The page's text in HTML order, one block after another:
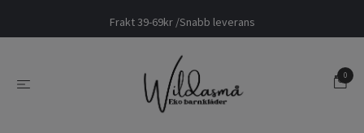
Frakt 39-69kr /Snabb leverans
0